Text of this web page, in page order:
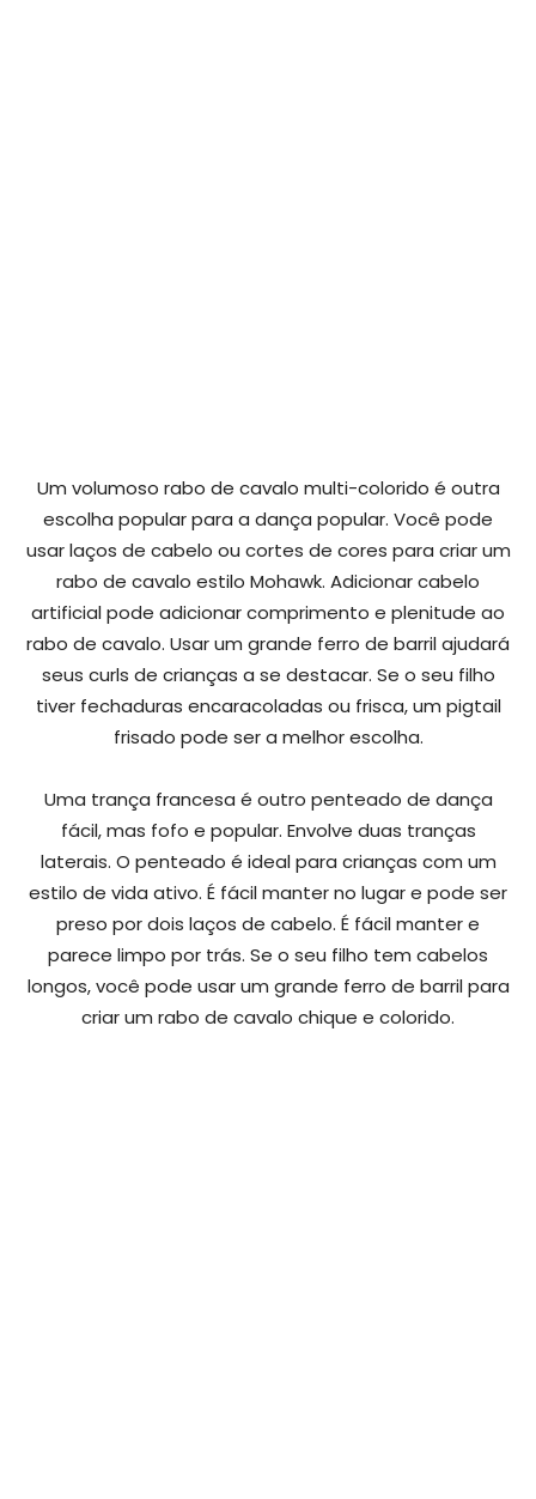
Um volumoso rabo de cavalo multi-colorido é outra
escolha popular para a dança popular. Você pode
usar laços de cabelo ou cortes de cores para criar um
rabo de cavalo estilo Mohawk. Adicionar cabelo
artificial pode adicionar comprimento e plenitude ao
rabo de cavalo. Usar um grande ferro de barril ajudará
seus curls de crianças a se destacar. Se o seu filho
tiver fechaduras encaracoladas ou frisca, um pigtail
frisado pode ser a melhor escolha.
Uma trança francesa é outro penteado de dança
fácil, mas fofo e popular. Envolve duas tranças
laterais. O penteado é ideal para crianças com um
estilo de vida ativo. É fácil manter no lugar e pode ser
preso por dois laços de cabelo. É fácil manter e
parece limpo por trás. Se o seu filho tem cabelos
longos, você pode usar um grande ferro de barril para
criar um rabo de cavalo chique e colorido.